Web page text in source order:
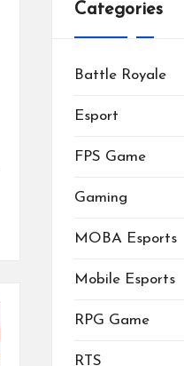
Categories
Battle Royale
Esport
FPS Game
Gaming
MOBA Esports
Mobile Esports
RPG Game
RTS